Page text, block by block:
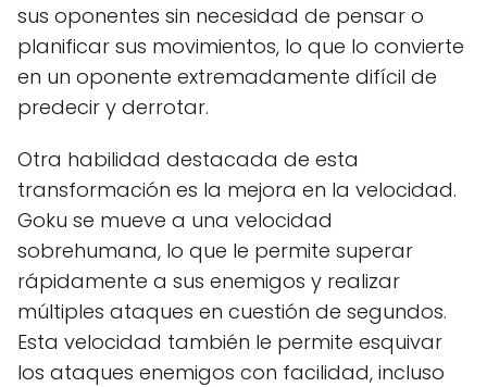
sus oponentes sin necesidad de pensar o
planificar sus movimientos, lo que lo convierte
en un oponente extremadamente difícil de
predecir y derrotar.
Otra habilidad destacada de esta
transformación es la mejora en la velocidad.
Goku se mueve a una velocidad
sobrehumana, lo que le permite superar
rápidamente a sus enemigos y realizar
múltiples ataques en cuestión de segundos.
Esta velocidad también le permite esquivar
los ataques enemigos con facilidad, incluso